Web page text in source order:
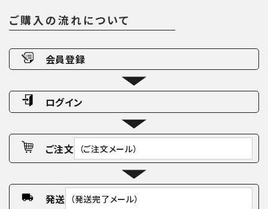
ご購入の流れについて
会員登録
ログイン
ご注文 （ご注文メール）
発送 （発送完了メール）